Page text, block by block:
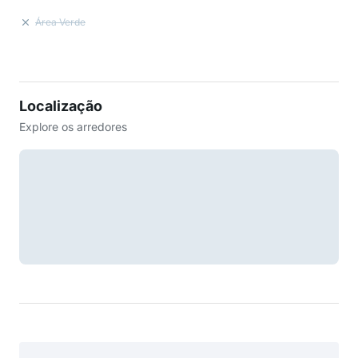
Área Verde
Localização
Explore os arredores